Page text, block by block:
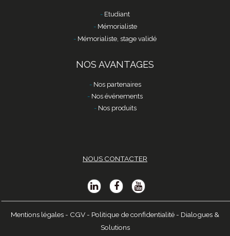
Etudiant
Mémorialiste
Mémorialiste, stage validé
NOS AVANTAGES
Nos partenaires
Nos événements
Nos produits
NOUS CONTACTER
Mentions légales - CGV - Politique de confidentialité - Dialogues &
Solutions